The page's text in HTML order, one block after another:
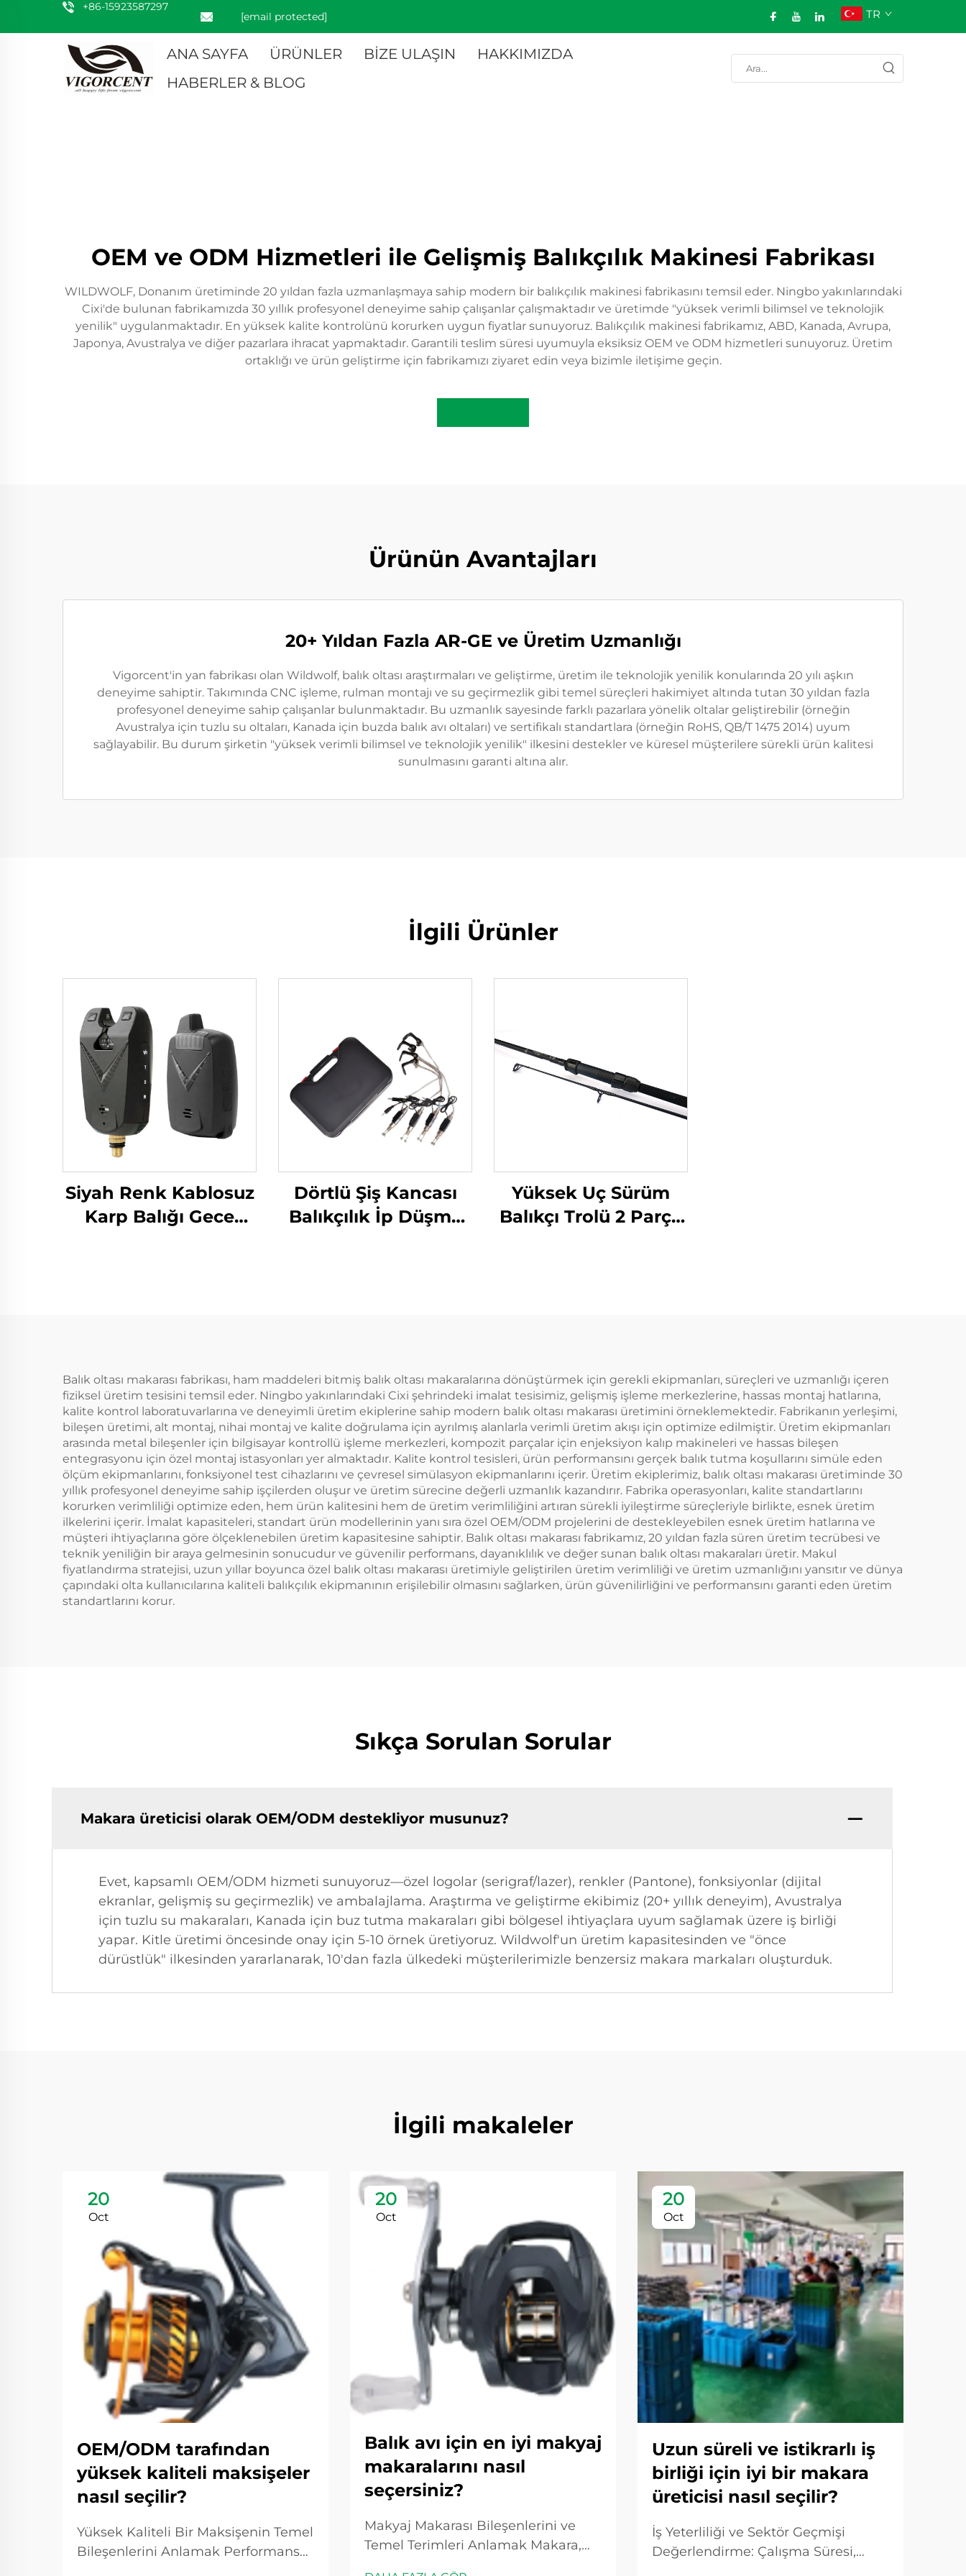
+86-15923587297
[email protected] TR
ANA SAYFA ÜRÜNLER BİZE ULAŞIN
HAKKIMIZDA
HABERLER & BLOG
OEM ve ODM Hizmetleri ile Gelişmiş Balıkçılık Makinesi Fabrikası
WILDWOLF, Donanım üretiminde 20 yıldan fazla uzmanlaşmaya sahip modern bir balıkçılık makinesi fabrikasını temsil eder. Ningbo yakınlarındaki
Cixi'de bulunan fabrikamızda 30 yıllık profesyonel deneyime sahip çalışanlar çalışmaktadır ve üretimde "yüksek verimli bilimsel ve teknolojik
yenilik" uygulanmaktadır. En yüksek kalite kontrolünü korurken uygun fiyatlar sunuyoruz. Balıkçılık makinesi fabrikamız, ABD, Kanada, Avrupa,
Japonya, Avustralya ve diğer pazarlara ihracat yapmaktadır. Garantili teslim süresi uyumuyla eksiksiz OEM ve ODM hizmetleri sunuyoruz. Üretim
ortaklığı ve ürün geliştirme için fabrikamızı ziyaret edin veya bizimle iletişime geçin.
Ürünün Avantajları
20+ Yıldan Fazla AR-GE ve Üretim Uzmanlığı
Vigorcent'in yan fabrikası olan Wildwolf, balık oltası araştırmaları ve geliştirme, üretim ile teknolojik yenilik konularında 20 yılı aşkın
deneyime sahiptir. Takımında CNC işleme, rulman montajı ve su geçirmezlik gibi temel süreçleri hakimiyet altında tutan 30 yıldan fazla
profesyonel deneyime sahip çalışanlar bulunmaktadır. Bu uzmanlık sayesinde farklı pazarlara yönelik oltalar geliştirebilir (örneğin
Avustralya için tuzlu su oltaları, Kanada için buzda balık avı oltaları) ve sertifikalı standartlara (örneğin RoHS, QB/T 1475 2014) uyum
sağlayabilir. Bu durum şirketin "yüksek verimli bilimsel ve teknolojik yenilik" ilkesini destekler ve küresel müşterilere sürekli ürün kalitesi
sunulmasını garanti altına alır.
İlgili Ürünler
Siyah Renk Kablosuz
Karp Balığı Gece
Dörtlü Şiş Kancası
Balıkçılık İp Düşme
Yüksek Uç Sürüm
Balıkçı Trolü 2 Parça
Balık oltası makarası fabrikası, ham maddeleri bitmiş balık oltası makaralarına dönüştürmek için gerekli ekipmanları, süreçleri ve uzmanlığı içeren
fiziksel üretim tesisini temsil eder. Ningbo yakınlarındaki Cixi şehrindeki imalat tesisimiz, gelişmiş işleme merkezlerine, hassas montaj hatlarına,
kalite kontrol laboratuvarlarına ve deneyimli üretim ekiplerine sahip modern balık oltası makarası üretimini örneklemektedir. Fabrikanın yerleşimi,
bileşen üretimi, alt montaj, nihai montaj ve kalite doğrulama için ayrılmış alanlarla verimli üretim akışı için optimize edilmiştir. Üretim ekipmanları
arasında metal bileşenler için bilgisayar kontrollü işleme merkezleri, kompozit parçalar için enjeksiyon kalıp makineleri ve hassas bileşen
entegrasyonu için özel montaj istasyonları yer almaktadır. Kalite kontrol tesisleri, ürün performansını gerçek balık tutma koşullarını simüle eden
ölçüm ekipmanlarını, fonksiyonel test cihazlarını ve çevresel simülasyon ekipmanlarını içerir. Üretim ekiplerimiz, balık oltası makarası üretiminde 30
yıllık profesyonel deneyime sahip işçilerden oluşur ve üretim sürecine değerli uzmanlık kazandırır. Fabrika operasyonları, kalite standartlarını
korurken verimliliği optimize eden, hem ürün kalitesini hem de üretim verimliliğini artıran sürekli iyileştirme süreçleriyle birlikte, esnek üretim
ilkelerini içerir. İmalat kapasiteleri, standart ürün modellerinin yanı sıra özel OEM/ODM projelerini de destekleyebilen esnek üretim hatlarına ve
müşteri ihtiyaçlarına göre ölçeklenebilen üretim kapasitesine sahiptir. Balık oltası makarası fabrikamız, 20 yıldan fazla süren üretim tecrübesi ve
teknik yeniliğin bir araya gelmesinin sonucudur ve güvenilir performans, dayanıklılık ve değer sunan balık oltası makaraları üretir. Makul
fiyatlandırma stratejisi, uzun yıllar boyunca özel balık oltası makarası üretimiyle geliştirilen üretim verimliliği ve üretim uzmanlığını yansıtır ve dünya
çapındaki olta kullanıcılarına kaliteli balıkçılık ekipmanının erişilebilir olmasını sağlarken, ürün güvenilirliğini ve performansını garanti eden üretim
standartlarını korur.
Sıkça Sorulan Sorular
Makara üreticisi olarak OEM/ODM destekliyor musunuz?
Evet, kapsamlı OEM/ODM hizmeti sunuyoruz—özel logolar (serigraf/lazer), renkler (Pantone), fonksiyonlar (dijital
ekranlar, gelişmiş su geçirmezlik) ve ambalajlama. Araştırma ve geliştirme ekibimiz (20+ yıllık deneyim), Avustralya
için tuzlu su makaraları, Kanada için buz tutma makaraları gibi bölgesel ihtiyaçlara uyum sağlamak üzere iş birliği
yapar. Kitle üretimi öncesinde onay için 5-10 örnek üretiyoruz. Wildwolf'un üretim kapasitesinden ve "önce
dürüstlük" ilkesinden yararlanarak, 10'dan fazla ülkedeki müşterilerimizle benzersiz makara markaları oluşturduk.
İlgili makaleler
20
Oct
OEM/ODM tarafından
yüksek kaliteli maksişeler
nasıl seçilir?
Yüksek Kaliteli Bir Maksişenin Temel
Bileşenlerini Anlamak Performans
20
Oct
Balık avı için en iyi makyaj
makaralarını nasıl
seçersiniz?
Makyaj Makarası Bileşenlerini ve
Temel Terimleri Anlamak Makara,
20
Oct
Uzun süreli ve istikrarlı iş
birliği için iyi bir makara
üreticisi nasıl seçilir?
İş Yeterliliği ve Sektör Geçmişi
Değerlendirme: Çalışma Süresi,